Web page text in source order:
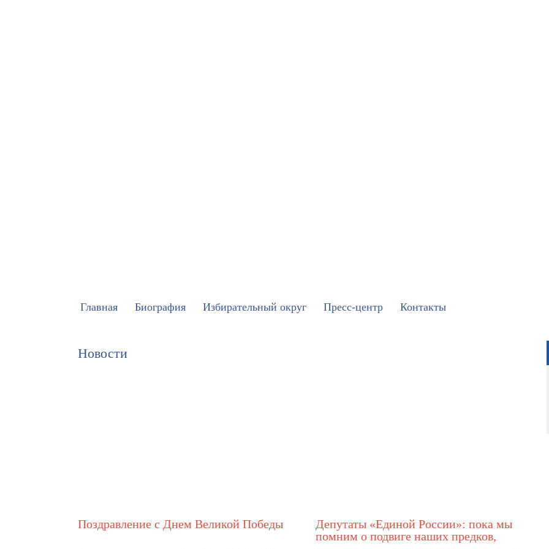
Главная Биография Избирательный округ Пресс-центр Контакты
Новости
Поздравление с Днем Великой Победы
Депутаты «Единой России»: пока мы
помним о подвиге наших предков,